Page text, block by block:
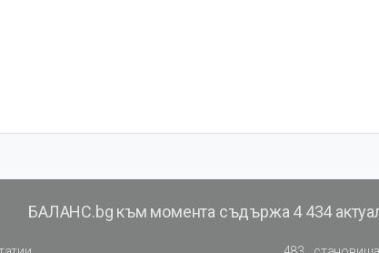
БАЛАНС.bg към момента съдържа 4 434